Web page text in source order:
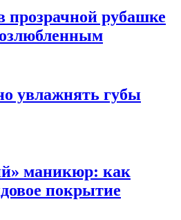
прозрачной рубашке
увлажнять губы
маникюр: как
покрытие